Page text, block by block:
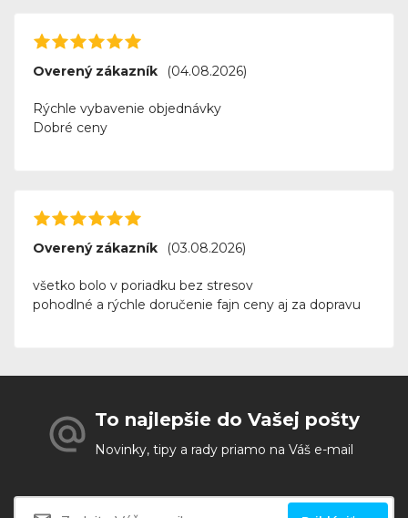
Overený zákazník (04.08.2026)
Rýchle vybavenie objednávky
Dobré ceny
Overený zákazník (03.08.2026)
všetko bolo v poriadku bez stresov
pohodlné a rýchle doručenie fajn ceny aj za dopravu
To najlepšie do Vašej pošty
Novinky, tipy a rady priamo na Váš e-mail